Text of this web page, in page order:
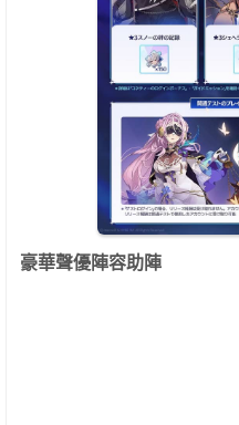
豪華聲優陣容助陣